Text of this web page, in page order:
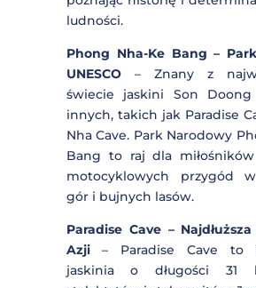
przygód i pięknych
Tunele – W regionie Quang
się tunele Vinh Moc,
mieszkańców
wietnamskiej jako
bombardowaniami. To
głębokim znaczeniu
które można zwiedzać,
historię i determinację
ludności.
Phong Nha-Ke Bang – Park
UNESCO
– Znany z